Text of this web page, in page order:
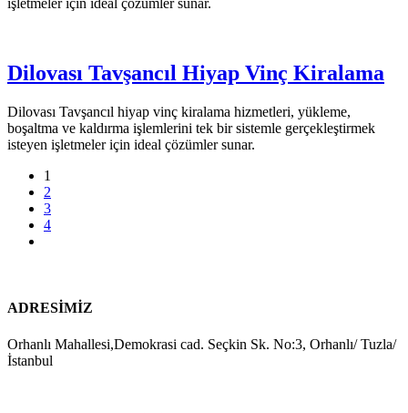
işletmeler için ideal çözümler sunar.
Dilovası Tavşancıl Hiyap Vinç Kiralama
Dilovası Tavşancıl hiyap vinç kiralama hizmetleri, yükleme,
boşaltma ve kaldırma işlemlerini tek bir sistemle gerçekleştirmek
isteyen işletmeler için ideal çözümler sunar.
1
2
3
4
ADRESİMİZ
Orhanlı Mahallesi,Demokrasi cad. Seçkin Sk. No:3, Orhanlı/ Tuzla/
İstanbul